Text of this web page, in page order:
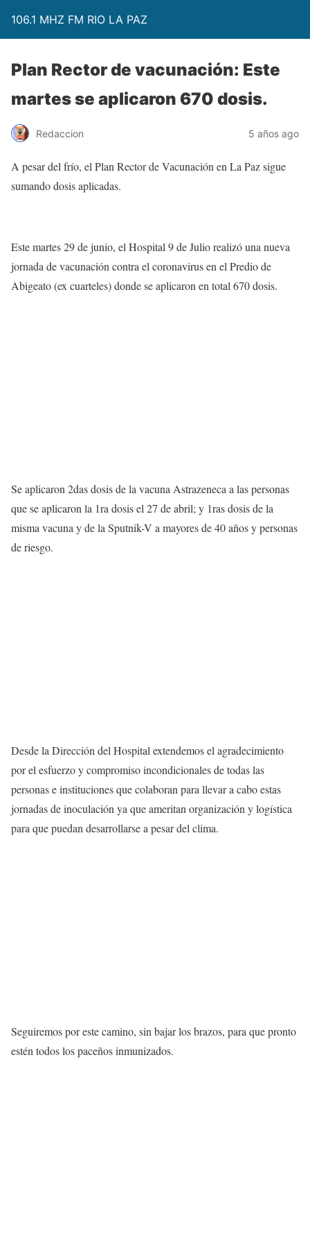
106.1 MHZ FM RIO LA PAZ
Plan Rector de vacunación: Este
martes se aplicaron 670 dosis.
Redaccion 5 años ago
A pesar del frío, el Plan Rector de Vacunación en La Paz sigue
sumando dosis aplicadas.
Este martes 29 de junio, el Hospital 9 de Julio realizó una nueva
jornada de vacunación contra el coronavirus en el Predio de
Abigeato (ex cuarteles) donde se aplicaron en total 670 dosis.
Se aplicaron 2das dosis de la vacuna Astrazeneca a las personas
que se aplicaron la 1ra dosis el 27 de abril; y 1ras dosis de la
misma vacuna y de la Sputnik-V a mayores de 40 años y personas
de riesgo.
Desde la Dirección del Hospital extendemos el agradecimiento
por el esfuerzo y compromiso incondicionales de todas las
personas e instituciones que colaboran para llevar a cabo estas
jornadas de inoculación ya que ameritan organización y logística
para que puedan desarrollarse a pesar del clima.
Seguiremos por este camino, sin bajar los brazos, para que pronto
estén todos los paceños inmunizados.